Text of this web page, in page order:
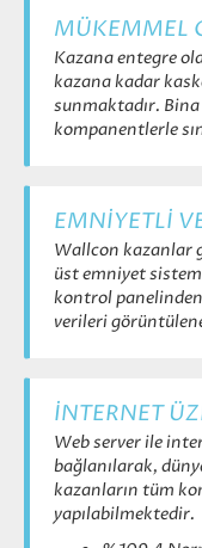
MÜKEMMEL
Kazana entegre
kazana kadar
sunmaktadır.
kompanentlerle
EMNİYETLİ
Wallcon kazanlar
üst emniyet
kontrol
verileri
İNTERNET
Web server ile
bağlanılarak,
kazanların tüm
yapılabilmektedir.